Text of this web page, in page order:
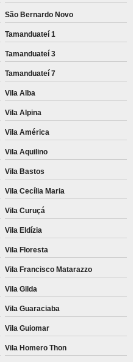
Condomínio Maracanã
impressora a laser Alto Santo André
Alpina
do Limão
a laser preço Jardim Maria Beatriz
Guiomar
Recanto dos Victor
de impressão Jardim Guarará
Santana de Parnaíba
de impressora Morro do Macaco
impressão Jardim Tupanci
de impressora Carapicuíba
São Bernardo Novo
Tamanduateí 1
Tamanduateí 3
Tamanduateí 7
Vila Alba
Vila Alpina
Vila América
Vila Aquilino
Vila Bastos
Vila Cecília Maria
Vila Curuçá
Vila Eldízia
Vila Floresta
Vila Francisco Matarazzo
Vila Gilda
Vila Guaraciaba
Vila Guiomar
Vila Homero Thon